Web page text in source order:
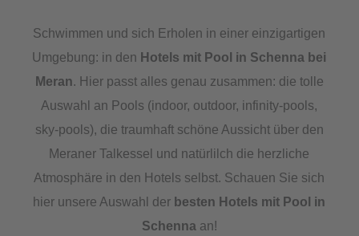
Schwimmen und sich Erholen in einer einzigartigen
Umgebung: in den Hotels mit Pool in Schenna bei
Meran. Hier passt alles genau zusammen: die tolle
Auswahl an Pools (indoor, outdoor, infinity-pools,
sky-pools), die traumhaft schöne Aussicht über den
Meraner Talkessel und natürlilch die herzliche
Atmosphäre in den Hotels selbst. Schauen Sie sich
hier unsere Auswahl der besten Hotels mit Pool in
Schenna an!